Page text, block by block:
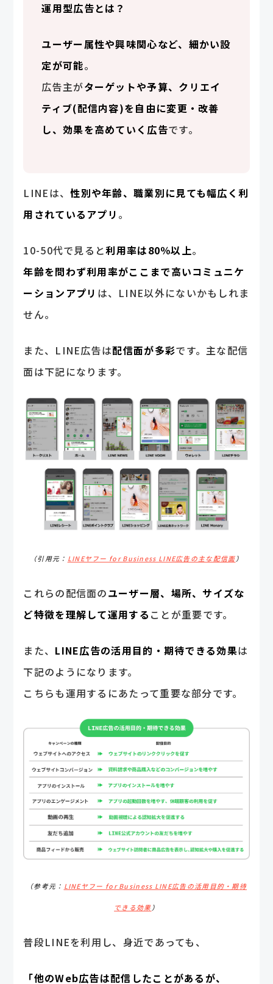
運用型広告とは？
ユーザー属性や興味関心など、細かい設
定が可能。
広告主がターゲットや予算、クリエイ
ティブ(配信内容)を自由に変更・改善
し、効果を高めていく広告です。
LINEは、性別や年齢、職業別に見ても幅広く利
用されているアプリ 。
10-50代で見ると利用率は80％以上。
年齢を問わず利用率がここまで高いコミュニケ
ーションアプリ は、LINE以外にないかもしれま
せん。
また、LINE広告は配信面が多彩です。主な配信
面は下記になります。
（引用元： LINEヤフー for Business LINE広告の主な配信面 ）
これらの配信面のユーザー層、場所、サイズな
ど特徴を理解して運用する ことが重要です。
また、 LINE広告の活用目的・期待できる効果は
下記のようになります。
こちらも運用するにあたって重要な部分です。
（参考元： LINEヤフー for Business LINE広告の活用目的・期待
できる効果 ）
普段LINEを利用し、身近であっても、
「他のWeb広告は配信したことがあるが、